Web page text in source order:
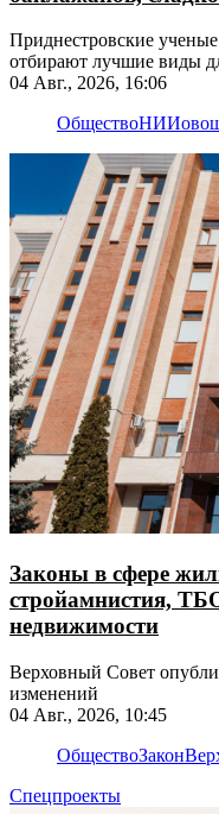
Приднестровские
отбирают лучшие виды
04 Авг., 2026, 16:06
ОбществоНИИ
Законы в сфере
стройамнистия,
недвижимости
Верховный Совет
изменений
04 Авг., 2026, 10:45
ОбществоЗакон
Спецпроекты